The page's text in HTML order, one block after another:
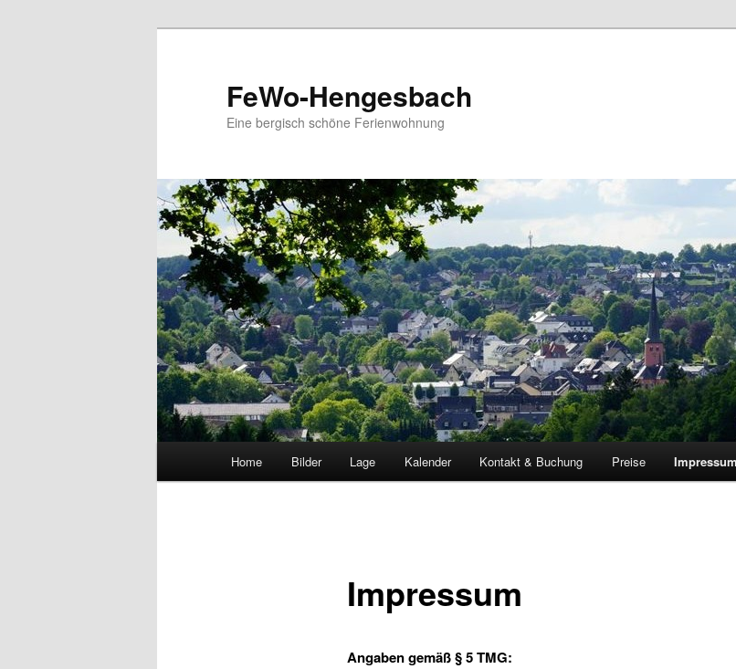
FeWo-Hengesbach
Eine bergisch schöne Ferienwohnung
Home Bilder Lage Kalender Kontakt & Buchung Preise Impressum
Impressum
Angaben gemäß § 5 TMG: